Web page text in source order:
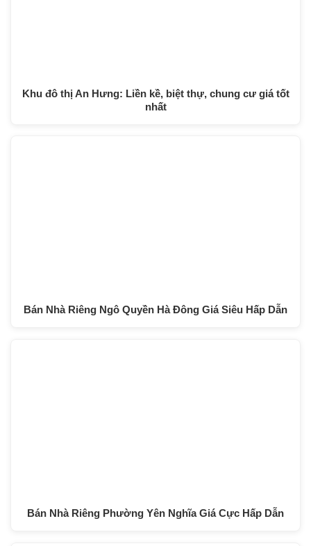
Khu đô thị An Hưng: Liền kề, biệt thự, chung cư giá tốt
nhất
Bán Nhà Riêng Ngô Quyền Hà Đông Giá Siêu Hấp Dẫn
Bán Nhà Riêng Phường Yên Nghĩa Giá Cực Hấp Dẫn